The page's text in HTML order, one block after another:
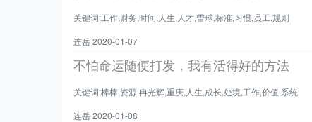
关键词:工作,财务,时间,人生,人才,雪球,标准,习惯,员工,规则
连岳 2020-01-07
不怕命运随便打发，我有活得好的方法
关键词:棒棒,资源,冉光辉,重庆,人生,成长,处境,工作,价值,系统
连岳 2020-01-08